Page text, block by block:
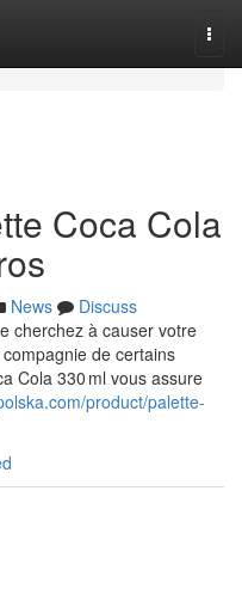
Coca Cola
News
Discuss
cherchez à causer votre
de certains
Cola 330 ml vous assure
product/palette-